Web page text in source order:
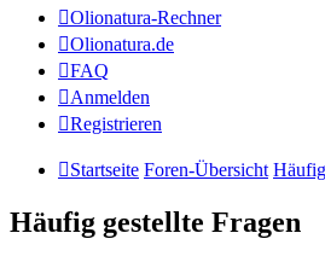
Olionatura-Rechner
Olionatura.de
FAQ
Anmelden
Registrieren
Startseite Foren-Übersicht
Häufig gestellte Fragen